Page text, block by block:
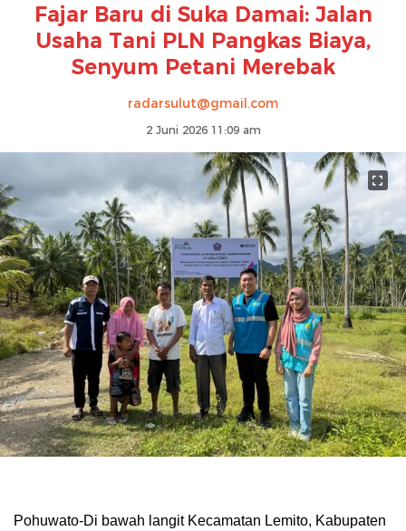
Fajar Baru di Suka Damai: Jalan
Usaha Tani PLN Pangkas Biaya,
Senyum Petani Merebak
radarsulut@gmail.com
2 Juni 2026 11:09 am
Pohuwato-Di bawah langit Kecamatan Lemito, Kabupaten